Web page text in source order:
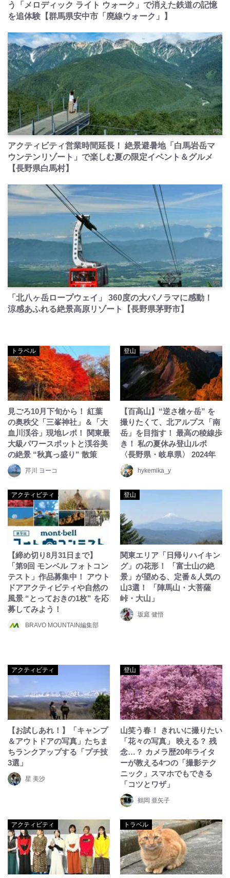
う「メロディック ライト ウォーク」で消えた鉄道の記憶
を追体験【群馬県安中市「廃線ウォーク」】
PR
アクティビティ営業時間延長！ 絶景避暑地「白馬岩岳マ
ウンテンリゾート」で楽しむ夏の限定イベント＆グルメ
【長野県白馬村】
PR
「北八ヶ岳ロープウェイ」 360度の大パノラマに感動！
涼感あふれる絶景高原リゾート【長野県茅野市】
トラベル
見ごろ10月下旬から！ 紅葉
の奥秩父「三峯神社」＆「大
血川渓谷」現地レポ！ 関東最
大級パワースポットと渓谷美
の絶景 “秋真っ盛り” 散策
芹川 ヨーコ
登山
【百高山】“逆さ槍ヶ岳” を
撮りたくて、北アルプス「南
岳」を目指す！ 最高の稜線歩
き！ 私の夏休み登山ルポ
〈長野県・岐阜県〉 2024年
hykemika_y
アクティビティ
【締め切り8月31日まで】
「第9回 モンベル フォトコン
テスト」作品募集中！ アウト
ドアアクティビティや自然の
風景 “とっておきの1枚” を応
募してみよう！
BRAVO MOUNTAIN編集部
登山
関東エリア「日帰りハイキン
グ」の花形！ 「富士山の絶
景」が望める、定番＆人気の
山3選！ 「陣馬山・大菩薩
峠・大山」
坂庭 健悟
アクティビティ
【お試しあれ！】「キャンプ
＆アウトドアの写真」たちま
ちランクアップする「プチ技
3選」
星 美沙
登山
山笑う春！ きれいに撮りたい
「花々の写真」 映える？ 残
念…？ カメラ歴20年ライタ
ーが教える4つの「撮影テク
ニック」スマホでもできる
「コツとワザ」
鶴岡 亜矢子
アクティビティ トラベル